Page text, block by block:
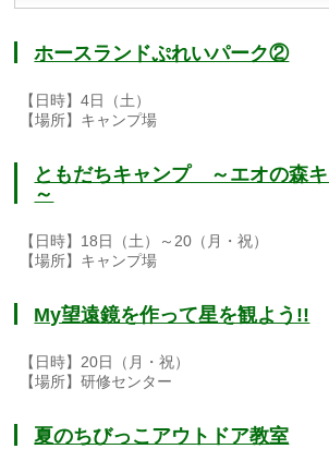
ホースランドぷれいパーク②
【日時】4日（土）
【場所】キャンプ場
ともだちキャンプ ～エオの森
～
【日時】18日（土）～20（月・祝）
【場所】キャンプ場
My望遠鏡を作って星を観よう!!
【日時】20日（月・祝）
【場所】研修センター
夏のちびっこアウトドア教室